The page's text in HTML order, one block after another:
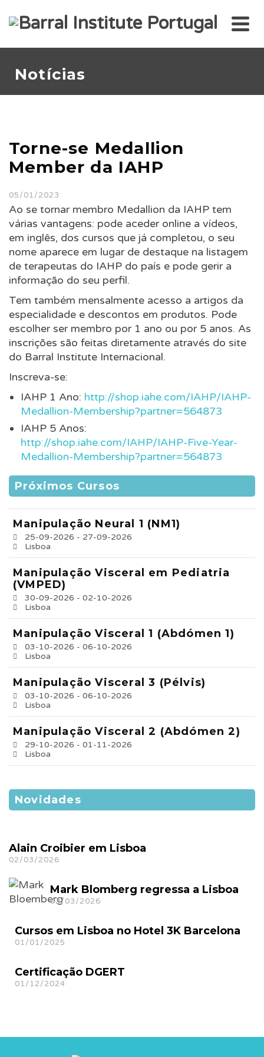
Notícias
Torne-se Medallion
Member da IAHP
05/01/2023
Ao se tornar membro Medallion da IAHP tem
várias vantagens: pode aceder online a vídeos,
em inglês, dos cursos que já completou, o seu
nome aparece em lugar de destaque na listagem
de terapeutas do IAHP do país e pode gerir a
informação do seu perfil.
Tem também mensalmente acesso a artigos da
especialidade e descontos em produtos. Pode
escolher ser membro por 1 ano ou por 5 anos. As
inscrições são feitas diretamente através do site
do Barral Institute Internacional.
Inscreva-se:
IAHP 1 Ano: http://shop.iahe.com/IAHP/IAHP-
Medallion-Membership?partner=564873
IAHP 5 Anos:
http://shop.iahe.com/IAHP/IAHP-Five-Year-
Medallion-Membership?partner=564873
Próximos Cursos
Manipulação Neural 1 (NM1)
25-09-2026 - 27-09-2026
Lisboa
Manipulação Visceral em Pediatria
(VMPED)
30-09-2026 - 02-10-2026
Lisboa
Manipulação Visceral 1 (Abdómen 1)
03-10-2026 - 06-10-2026
Lisboa
Manipulação Visceral 3 (Pélvis)
03-10-2026 - 06-10-2026
Lisboa
Manipulação Visceral 2 (Abdómen 2)
29-10-2026 - 01-11-2026
Lisboa
Novidades
Alain Croibier em Lisboa
02/03/2026
Mark Blomberg regressa a Lisboa
02/03/2026
Cursos em Lisboa no Hotel 3K Barcelona
01/01/2025
Certificação DGERT
01/12/2024